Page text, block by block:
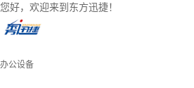
您好，欢迎来到东方迅捷！
办公设备